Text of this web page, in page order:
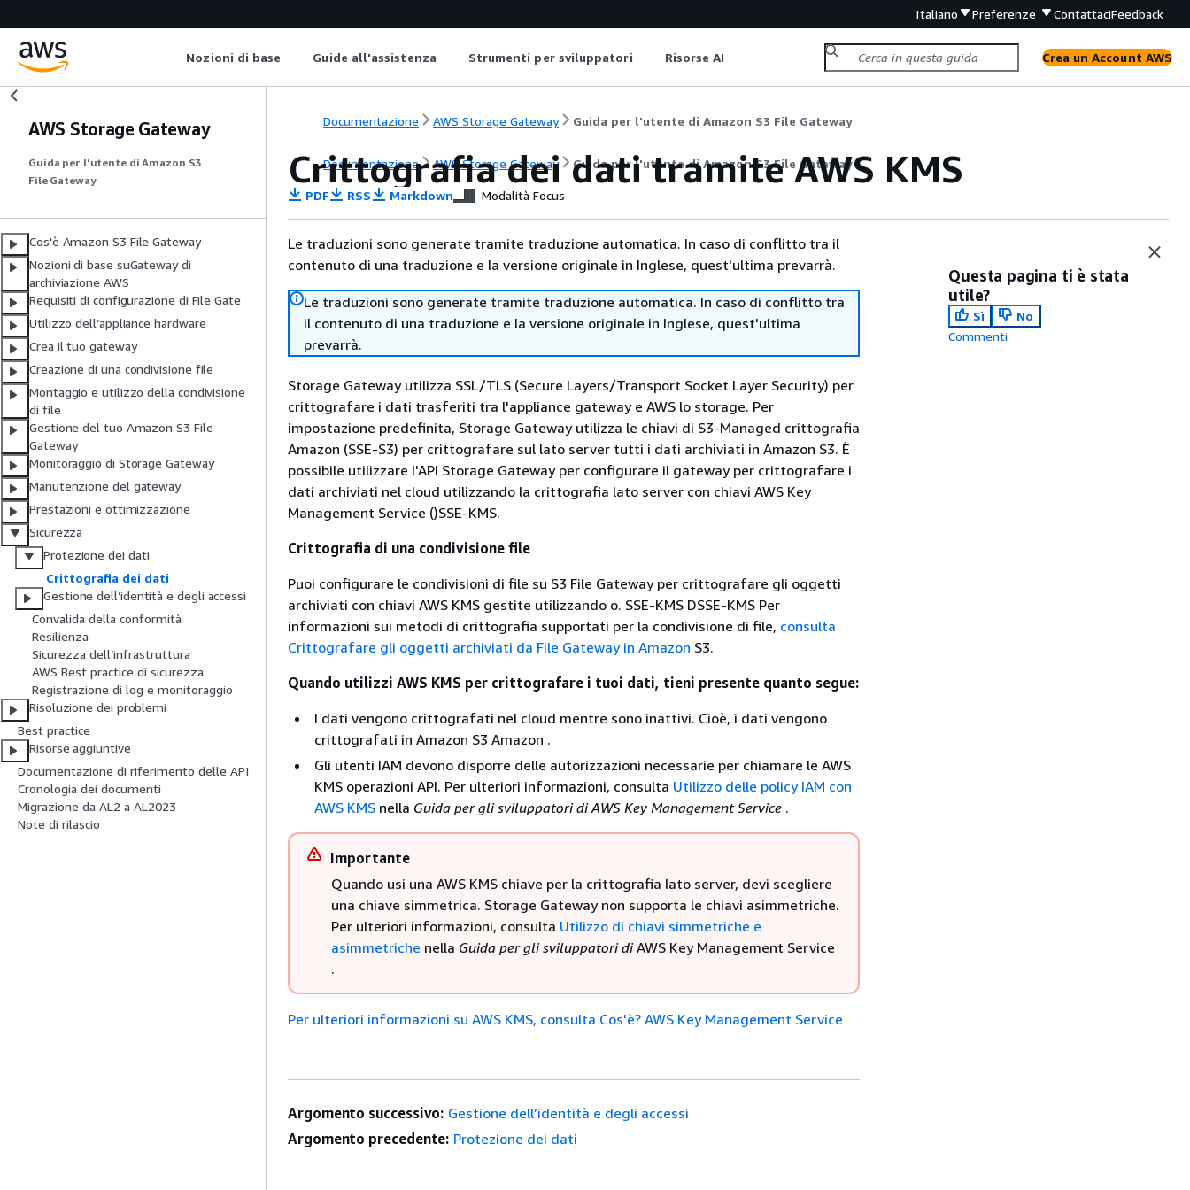
Italiano Preferenze ContattaciFeedback
Nozioni di base Guide all'assistenza Strumenti per sviluppatori Risorse AI Crea un Account AWS
AWS Storage Gateway
Guida per l'utente di Amazon S3
File Gateway
Cos'è Amazon S3 File Gateway
Nozioni di base suGateway di
archiviazione AWS
Requisiti di configurazione di File Gate
Utilizzo dell’appliance hardware
Crea il tuo gateway
Creazione di una condivisione file
Montaggio e utilizzo della condivisione
di file
Gestione del tuo Amazon S3 File
Gateway
Monitoraggio di Storage Gateway
Manutenzione del gateway
Prestazioni e ottimizzazione
Sicurezza
Protezione dei dati
Crittografia dei dati
Gestione dell’identità e degli accessi
Convalida della conformità
Resilienza
Sicurezza dell’infrastruttura
AWS Best practice di sicurezza
Registrazione di log e monitoraggio
Risoluzione dei problemi
Best practice
Risorse aggiuntive
Documentazione di riferimento delle API
Cronologia dei documenti
Migrazione da AL2 a AL2023
Note di rilascio
Documentazione AWS Storage Gateway Guida per l'utente di Amazon S3 File Gateway
Documentazione AWS Storage Gateway Guida per l'utente di Amazon S3 File Gateway
Crittografia dei dati tramite AWS KMS
PDF RSS Markdown Modalità Focus
Le traduzioni sono generate tramite traduzione automatica. In caso di conflitto tra il
contenuto di una traduzione e la versione originale in Inglese, quest'ultima prevarrà.
Le traduzioni sono generate tramite traduzione automatica. In caso di conflitto tra
il contenuto di una traduzione e la versione originale in Inglese, quest'ultima
prevarrà.
Storage Gateway utilizza SSL/TLS (Secure Layers/Transport Socket Layer Security) per
crittografare i dati trasferiti tra l'appliance gateway e AWS lo storage. Per
impostazione predefinita, Storage Gateway utilizza le chiavi di S3-Managed crittografia
Amazon (SSE-S3) per crittografare sul lato server tutti i dati archiviati in Amazon S3. È
possibile utilizzare l'API Storage Gateway per configurare il gateway per crittografare i
dati archiviati nel cloud utilizzando la crittografia lato server con chiavi AWS Key
Management Service ()SSE-KMS.
Crittografia di una condivisione file
Puoi configurare le condivisioni di file su S3 File Gateway per crittografare gli oggetti
archiviati con chiavi AWS KMS gestite utilizzando o. SSE-KMS DSSE-KMS Per
informazioni sui metodi di crittografia supportati per la condivisione di file, consulta
Crittografare gli oggetti archiviati da File Gateway in Amazon S3.
Quando utilizzi AWS KMS per crittografare i tuoi dati, tieni presente quanto segue:
I dati vengono crittografati nel cloud mentre sono inattivi. Cioè, i dati vengono
crittografati in Amazon S3 Amazon .
Gli utenti IAM devono disporre delle autorizzazioni necessarie per chiamare le AWS
KMS operazioni API. Per ulteriori informazioni, consulta Utilizzo delle policy IAM con
AWS KMS nella Guida per gli sviluppatori di AWS Key Management Service .
Importante
Quando usi una AWS KMS chiave per la crittografia lato server, devi scegliere
una chiave simmetrica. Storage Gateway non supporta le chiavi asimmetriche.
Per ulteriori informazioni, consulta Utilizzo di chiavi simmetriche e
asimmetriche nella Guida per gli sviluppatori diAWS Key Management Service
.
Per ulteriori informazioni su AWS KMS, consulta Cos'è? AWS Key Management Service
Questa pagina ti è stata
utile?
Sì
No
Commenti
Argomento successivo: Gestione dell’identità e degli accessi
Argomento precedente: Protezione dei dati